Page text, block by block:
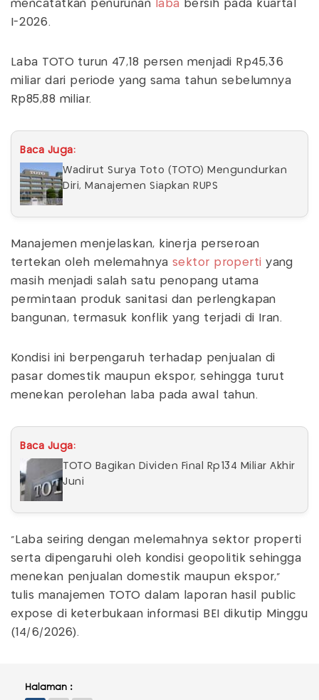
mencatatkan penurunan
laba bersih pada kuartal
I-2026.
Laba TOTO turun 47,18 persen menjadi Rp45,36
miliar dari periode yang sama tahun sebelumnya
Rp85,88 miliar.
Baca Juga:
Wadirut Surya Toto (TOTO) Mengundurkan
Diri, Manajemen Siapkan RUPS
Manajemen menjelaskan, kinerja perseroan
tertekan oleh melemahnyasektor properti yang
masih menjadi salah satu penopang utama
permintaan produk sanitasi dan perlengkapan
bangunan, termasuk konflik yang terjadi di Iran.
Kondisi ini berpengaruh terhadap penjualan di
pasar domestik maupun ekspor, sehingga turut
menekan perolehan laba pada awal tahun.
Baca Juga:
TOTO Bagikan Dividen Final Rp134 Miliar Akhir
Juni
"Laba seiring dengan melemahnya sektor properti
serta dipengaruhi oleh kondisi geopolitik sehingga
menekan penjualan domestik maupun ekspor,"
tulis manajemen TOTO dalam laporan hasil public
expose di keterbukaan informasi BEI dikutip Minggu
(14/6/2026).
Halaman :